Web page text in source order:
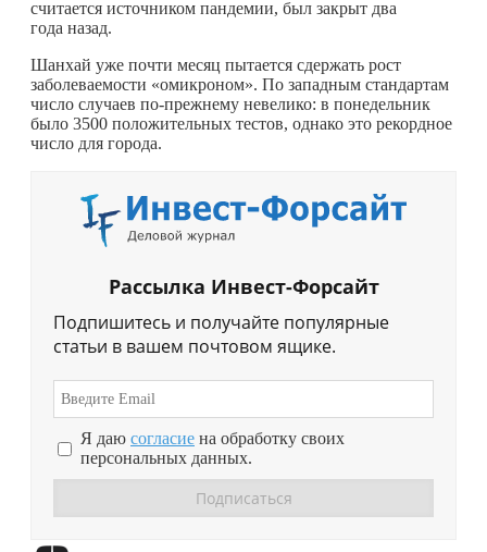
считается источником пандемии, был закрыт два
года назад.
Шанхай уже почти месяц пытается сдержать рост
заболеваемости «омикроном». По западным стандартам
число случаев по-прежнему невелико: в понедельник
было 3500 положительных тестов, однако это рекордное
число для города.
Рассылка Инвест-Форсайт
Подпишитесь и получайте популярные
статьи в вашем почтовом ящике.
Я даю согласие на обработку своих
персональных данных.